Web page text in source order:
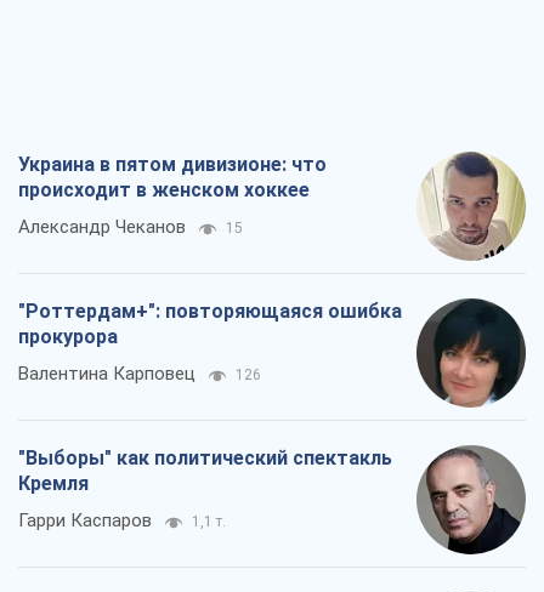
Украина в пятом дивизионе: что
происходит в женском хоккее
Александр Чеканов 15
"Роттердам+": повторяющаяся ошибка
прокурора
Валентина Карповец 126
"Выборы" как политический спектакль
Кремля
Гарри Каспаров 1,1 т.